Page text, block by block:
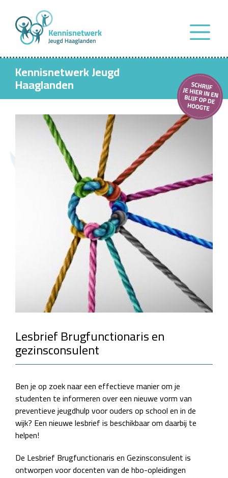
Kennisnetwerk Jeugd
Haaglanden
Lesbrief Brugfunctionaris en
gezinsconsulent
Ben je op zoek naar een effectieve manier om je
studenten te informeren over een nieuwe vorm van
preventieve jeugdhulp voor ouders op school en in de
wijk? Een nieuwe lesbrief is beschikbaar om daarbij te
helpen!
De Lesbrief Brugfunctionaris en Gezinsconsulent is
ontworpen voor docenten van de hbo-opleidingen